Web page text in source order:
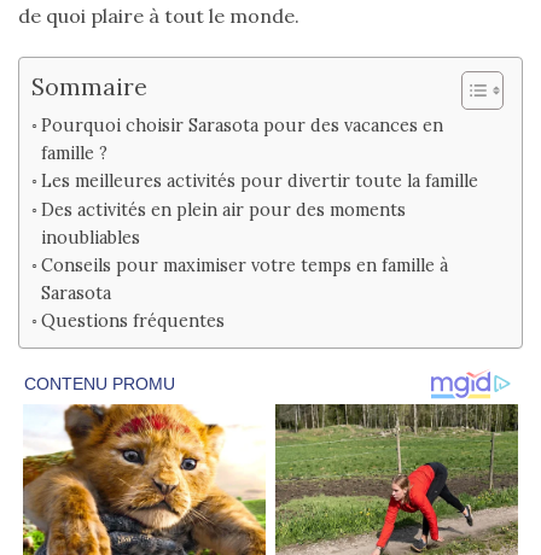
de quoi plaire à tout le monde.
Sommaire
Pourquoi choisir Sarasota pour des vacances en
famille ?
Les meilleures activités pour divertir toute la famille
Des activités en plein air pour des moments
inoubliables
Conseils pour maximiser votre temps en famille à
Sarasota
Questions fréquentes